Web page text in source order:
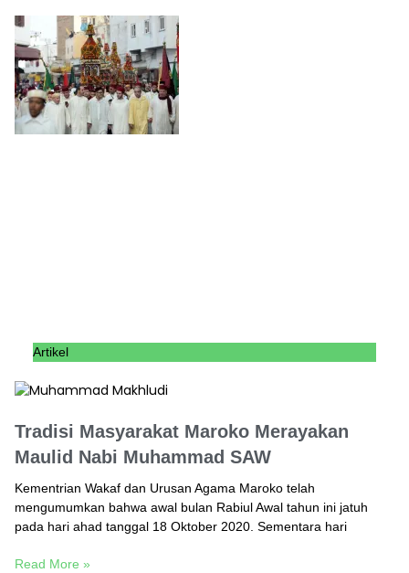
Artikel
Tradisi Masyarakat Maroko Merayakan
Maulid Nabi Muhammad SAW
Kementrian Wakaf dan Urusan Agama Maroko telah
mengumumkan bahwa awal bulan Rabiul Awal tahun ini jatuh
pada hari ahad tanggal 18 Oktober 2020. Sementara hari
Read More »